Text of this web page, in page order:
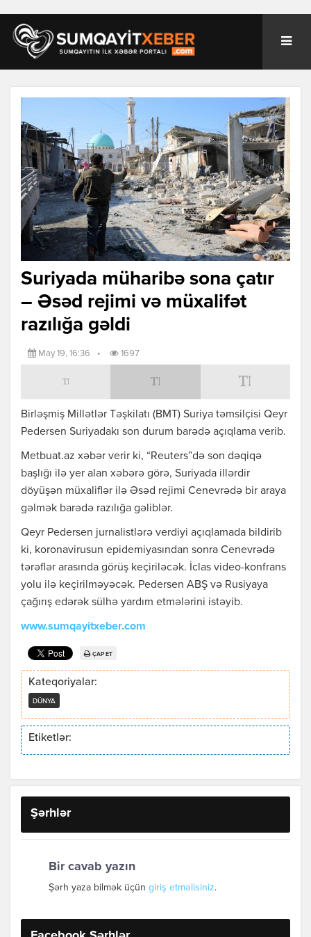
Suriyada müharibə sona çatır
– Əsəd rejimi və müxalifət
razılığa gəldi
May 19, 16:36 • 1697
Birləşmiş Millətlər Təşkilatı (BMT) Suriya təmsilçisi Qeyr
Pedersen Suriyadakı son durum barədə açıqlama verib.
Metbuat.az xəbər verir ki, “Reuters”də son dəqiqə
başlığı ilə yer alan xəbərə görə, Suriyada illərdir
döyüşən müxaliflər ilə Əsəd rejimi Cenevrədə bir araya
gəlmək barədə razılığa gəliblər.
Qeyr Pedersen jurnalistlərə verdiyi açıqlamada bildirib
ki, koronavirusun epidemiyasından sonra Cenevrədə
tərəflər arasında görüş keçiriləcək. İclas video-konfrans
yolu ilə keçirilməyəcək. Pedersen ABŞ və Rusiyaya
çağırış edərək sülhə yardım etmələrini istəyib.
www.sumqayitxeber.com
ÇAP ET
Kateqoriyalar:
DÜNYA
Etiketlər:
Şərhlər
Bir cavab yazın
Şərh yaza bilmək üçün giriş etməlisiniz.